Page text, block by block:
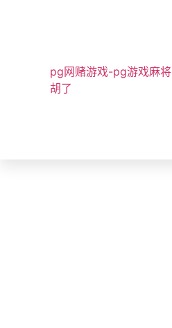
pg网赌游戏-pg游戏麻将
胡了